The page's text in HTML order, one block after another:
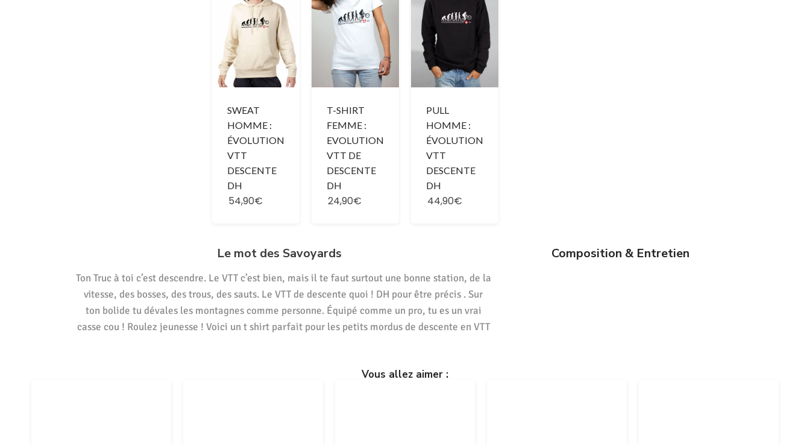
SWEAT
HOMME :
ÉVOLUTION
VTT
DESCENTE
DH
54,90€
T-SHIRT
FEMME :
EVOLUTION
VTT DE
DESCENTE
DH
24,90€
PULL
HOMME :
ÉVOLUTION
VTT
DESCENTE
DH
44,90€
Le mot des Savoyards
Ton Truc à toi c’est descendre. Le VTT c’est bien, mais il te faut surtout une bonne station, de la
vitesse, des bosses, des trous, des sauts. Le VTT de descente quoi ! DH pour être précis . Sur
ton bolide tu dévales les montagnes comme personne. Équipé comme un pro, tu es un vrai
casse cou ! Roulez jeunesse ! Voici un t shirt parfait pour les petits mordus de descente en VTT
Composition & Entretien
Vous allez aimer :